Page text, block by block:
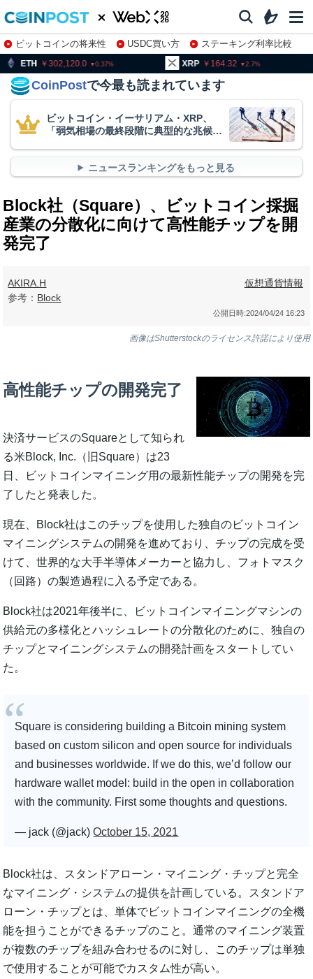
ビットコインの将来性 USDC買い方
ステーキング利率比較
株特集・関連銘柄
0.37 164.32 2.7
CoinPostで今最も読まれています
ビットコイン・イーサリアム・XRP、
「弱気相場の最終段階に典型的な兆候」
ニュースランキングをもっと見る
Block社（Square）、ビットコイン採掘
産業の分散化に向けて高性能チップを開
発完了
AKIRA.H
参考： Block
仮想通貨情報
公開日時:2024/04/24 16:23
画像はShutterstockのライセンス許諾により使用
高性能チップの開発完了
決済サービスのSquareとして知られ
る米Block, Inc.（旧Square）は23
日、ビットコインマイニング用の最新性能チップの開発を完
了したと発表した。
現在、Block社はこのチップを使用した独自のビットコイン
マイニングシステムの開発を進めており、チップの完成を受
けて、世界的な大手半導体メーカーと協力し、フォトマスク
（回路）の製造過程に入る予定である。
Block社は2021年後半に、ビットコインマイニングマシンの
供給元の多様化とハッシュレートの分散化のために、独自の
チップとマイニングシステムの開発計画をスタートしてい
た。
Square is considering building a Bitcoin mining system
based on custom silicon and open source for individuals
and businesses worldwide. If we do this, we’d follow our
hardware wallet model: build in the open in collaboration
with the community. First some thoughts and questions.
— jack (@jack)October 15, 2021
Block社は、スタンドアローン・マイニング・チップと完全
なマイニング・システムの提供を計画している。スタンドア
ローン・チップとは、単体でビットコインマイニングの全機
能を担うことができるチップのこと。通常のマイニング装置
が複数のチップを組み合わせるのに対し、このチップは単独
で使用することが可能でカスタム性が高い。